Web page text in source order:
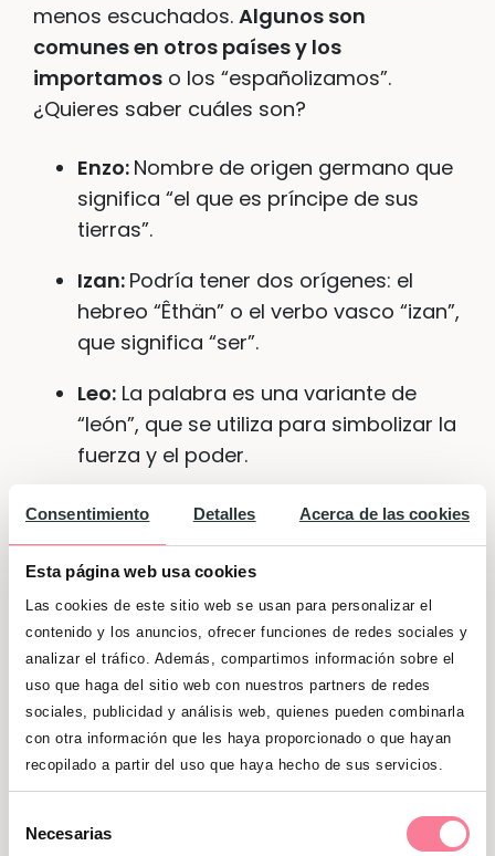
Consentimiento Detalles Acerca de las cookies
Esta página web usa cookies
Las cookies de este sitio web se usan para personalizar el
contenido y los anuncios, ofrecer funciones de redes sociales y
analizar el tráfico. Además, compartimos información sobre el
uso que haga del sitio web con nuestros partners de redes
sociales, publicidad y análisis web, quienes pueden combinarla
con otra información que les haya proporcionado o que hayan
recopilado a partir del uso que haya hecho de sus servicios.
Necesarias
menos escuchados. Algunos son
comunes en otros países y los
importamos o los “españolizamos”.
¿Quieres saber cuáles son?
Enzo: Nombre de origen germano que
significa “el que es príncipe de sus
tierras”.
Izan: Podría tener dos orígenes: el
hebreo “Êthän” o el verbo vasco “izan”,
que significa “ser”.
Leo: La palabra es una variante de
“león”, que se utiliza para simbolizar la
fuerza y el poder.
Eric:(también Erik) Procede del
“gobernante poderoso”.
Gael: Nombre celta que significa “el
hombre dotado de generosidad”.
Noa: Este nombre puede ser usado
indistintamente para niños y para
niñas, aunque en masculino suele
llevar una h al final. Su origen es
bíblico y significa “delicia”.